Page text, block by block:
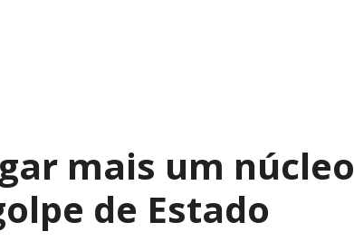
mais um núcleo
de Estado